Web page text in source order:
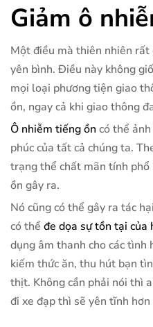
Giảm ô
Một điều mà thiên nhiên
yên bình. Điều này không
mọi loại phương tiện giao
ồn, ngay cả khi giao thông
Ô nhiễm tiếng ồn có thể
phúc của tất cả chúng ta.
trạng thể chất mãn tính
ồn gây ra.
Nó cũng có thể gây ra tác
có thể đe dọa sự tồn tại của
dụng âm thanh cho các tình
kiếm thức ăn, thu hút bạn
thịt. Không cần phải nói thì
đi xe đạp thì sẽ yên tĩnh